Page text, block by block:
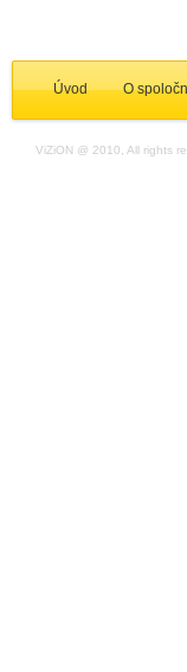
Úvod O
ViZiON @ 2010, All rights